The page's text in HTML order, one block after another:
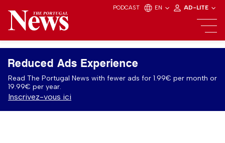
PODCAST EN AD-LITE
Reduced Ads Experience
Read The Portugal News with fewer ads for 1.99€ per month or
19.99€ per year.
Inscrivez-vous ici